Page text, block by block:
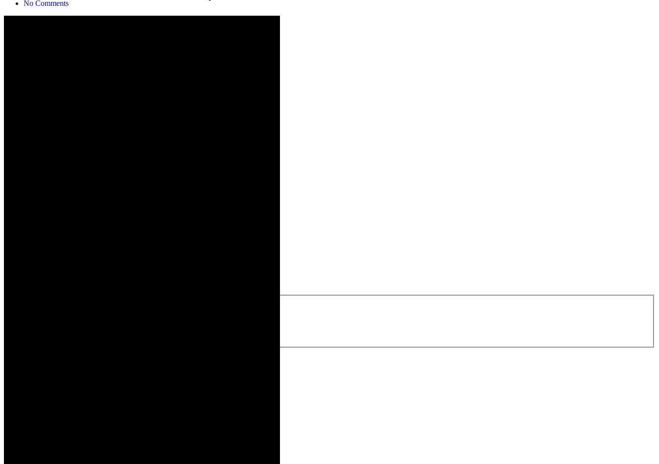
No Comments